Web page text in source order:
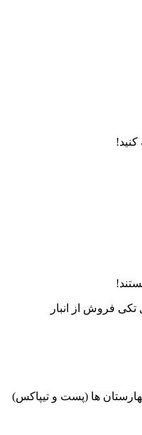
فروش از انبار
ها (پست و تیپاکس)